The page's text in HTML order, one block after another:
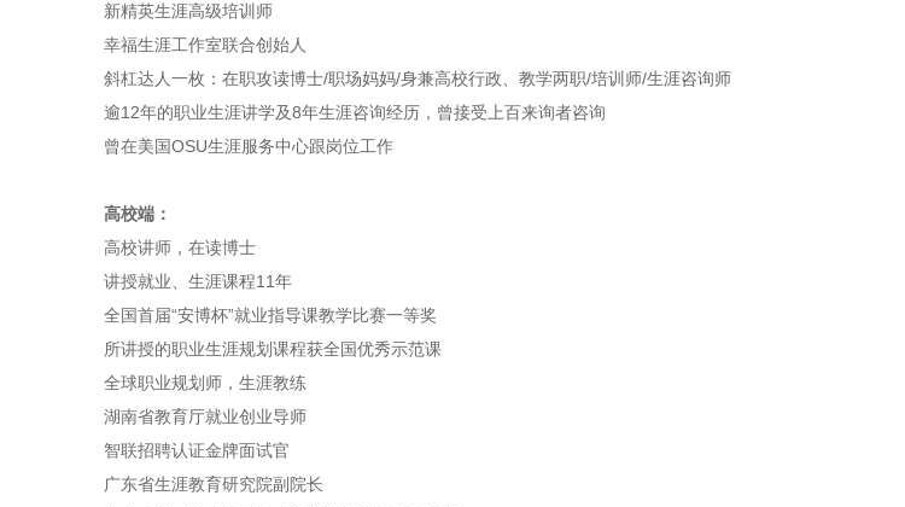
新精英生涯高级培训师
幸福生涯工作室联合创始人
斜杠达人一枚：在职攻读博士/职场妈妈/身兼高校行政、教学两职/培训师/生涯咨询师
逾12年的职业生涯讲学及8年生涯咨询经历，曾接受上百来询者咨询
曾在美国OSU生涯服务中心跟岗位工作
高校端：
高校讲师，在读博士
讲授就业、生涯课程11年
全国首届“安博杯”就业指导课教学比赛一等奖
所讲授的职业生涯规划课程获全国优秀示范课
全球职业规划师，生涯教练
湖南省教育厅就业创业导师
智联招聘认证金牌面试官
广东省生涯教育研究院副院长